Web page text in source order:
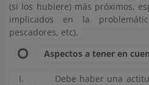
(si los hubiere) más próximos,
implicados en la
pescadores, etc).
Aspectos a tener en
I.
Debe haber una